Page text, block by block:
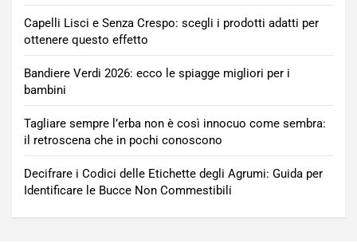
Capelli Lisci e Senza Crespo: scegli i prodotti adatti per
ottenere questo effetto
Bandiere Verdi 2026: ecco le spiagge migliori per i
bambini
Tagliare sempre l’erba non è così innocuo come sembra:
il retroscena che in pochi conoscono
Decifrare i Codici delle Etichette degli Agrumi: Guida per
Identificare le Bucce Non Commestibili